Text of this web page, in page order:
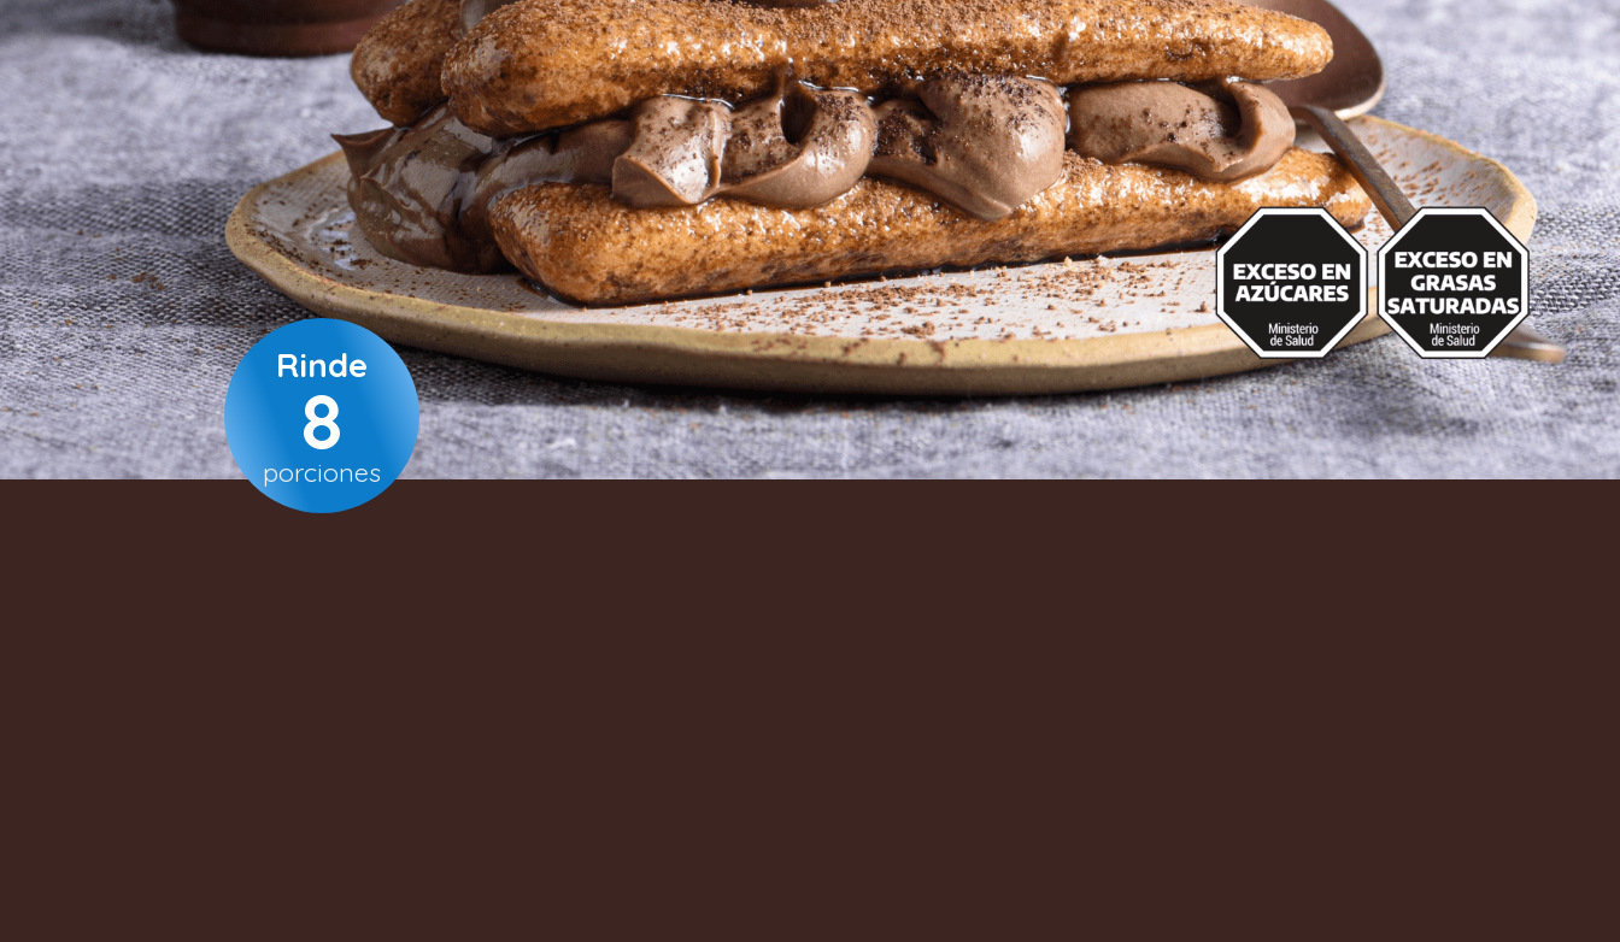
Rinde
8
porciones